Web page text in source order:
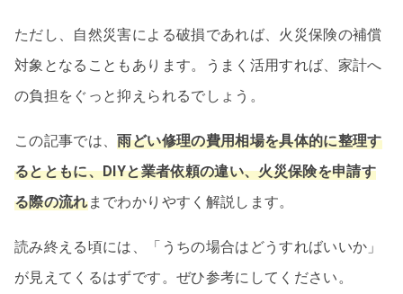
ただし、自然災害による破損であれば、火災保険の補償
対象となることもあります。うまく活用すれば、家計へ
の負担をぐっと抑えられるでしょう。
この記事では、雨どい修理の費用相場を具体的に整理す
るとともに、DIYと業者依頼の違い、火災保険を申請す
る際の流れまでわかりやすく解説します。
読み終える頃には、「うちの場合はどうすればいいか」
が見えてくるはずです。ぜひ参考にしてください。